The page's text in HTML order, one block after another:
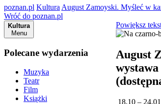
poznan.pl Kultura August Zamoyski. Myśleć w
Wróć do poznan.pl
Kultura
Menu
Polecane wydarzenia
Muzyka
Teatr
Film
Książki
Powiększ
August
18.10 –